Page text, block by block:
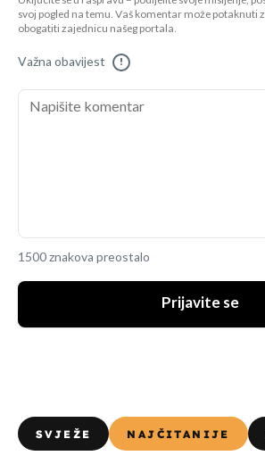
svoj pogled na temu. Vaš komentar može potaknuti
obogatiti zajednicu našeg portala.
Važna obavijest !
1500 znakova preostalo
Prijavite se
SVJEŽE NAJČITANIJE